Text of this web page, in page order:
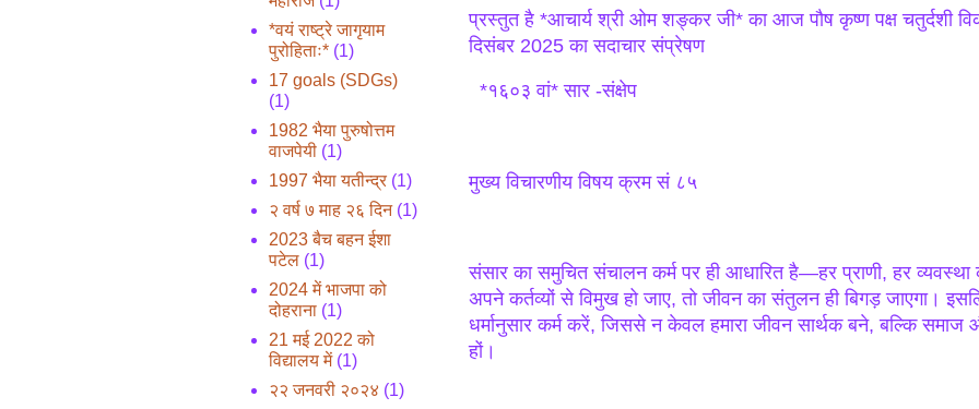
प्रस्तुत है *आचार्य श्री ओम शङ्कर जी* का आज पौष कृष्ण पक्ष चतुर्दशी
दिसंबर 2025 का सदाचार संप्रेषण
*१६०३ वां* सार -संक्षेप
मुख्य विचारणीय विषय क्रम सं ८५
संसार का समुचित संचालन कर्म पर ही आधारित है—हर प्राणी, हर
अपने कर्तव्यों से विमुख हो जाए, तो जीवन का संतुलन ही बिगड़ जाएगा।
धर्मानुसार कर्म करें, जिससे न केवल हमारा जीवन सार्थक बने, बल्कि समाज
हों।
*वयं राष्ट्रे जागृयाम
पुरोहिताः* (1)
17 goals (SDGs)
(1)
1982 भैया पुरुषोत्तम
वाजपेयी (1)
1997 भैया यतीन्द्र (1)
२ वर्ष ७ माह २६ दिन (1)
2023 बैच बहन ईशा
पटेल (1)
2024 में भाजपा को
दोहराना (1)
21 मई 2022 को
विद्यालय में (1)
२२ जनवरी २०२४ (1)